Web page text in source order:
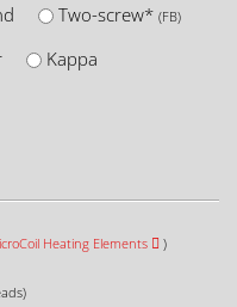
Two-screw* (FB)
Kappa
Heating Elements )